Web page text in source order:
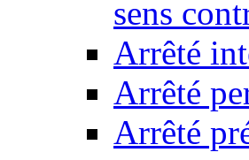
sens
Arrêté
Arrêté
Arrêté